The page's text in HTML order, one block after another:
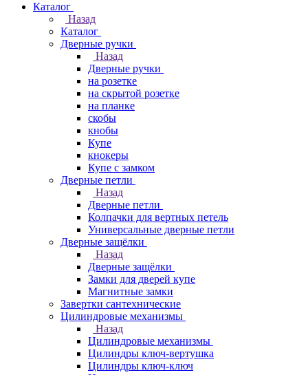
Каталог
Назад
Каталог
Дверные ручки
Назад
Дверные ручки
на розетке
на скрытой розетке
на планке
скобы
кнобы
Купе
кнокеры
Купе с замком
Дверные петли
Назад
Дверные петли
Колпачки для вертных петель
Универсальные дверные петли
Дверные защёлки
Назад
Дверные защёлки
Замки для дверей купе
Магнитные замки
Завертки сантехнические
Цилиндровые механизмы
Назад
Цилиндровые механизмы
Цилиндры ключ-вертушка
Цилиндры ключ-ключ